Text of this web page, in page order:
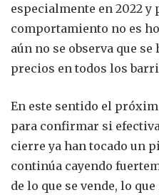
especialmente en 2022 y
comportamiento no es
aún no se observa que
precios en todos los
En este sentido el
para confirmar si
cierre ya han tocado un
continúa cayendo
de lo que se vende, lo